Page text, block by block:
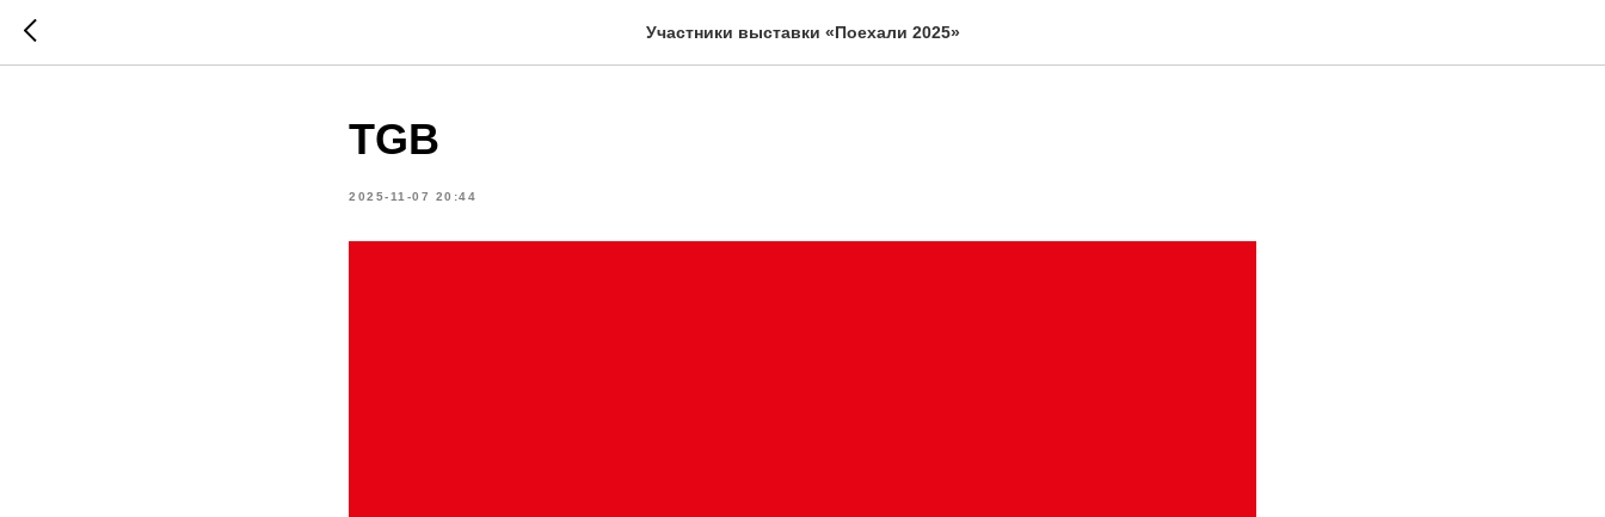
Участники выставки «Поехали 2025»
TGB
2025-11-07 20:44